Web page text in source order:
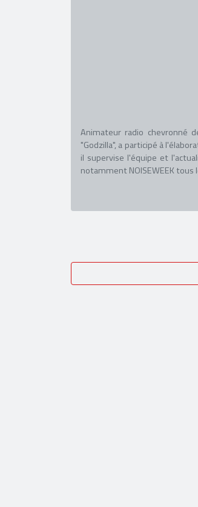
Animateur radio chevronné
"Godzilla", a participé à
il supervise l'équipe et
notamment NOISEWEEK